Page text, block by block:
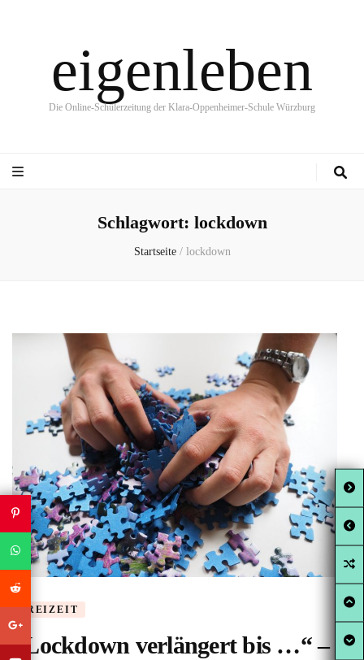
eigenleben
Die Online-Schülerzeitung der Klara-Oppenheimer-Schule Würzburg
Schlagwort: lockdown
Startseite / lockdown
FREIZEIT
„Lockdown verlängert bis …“ –